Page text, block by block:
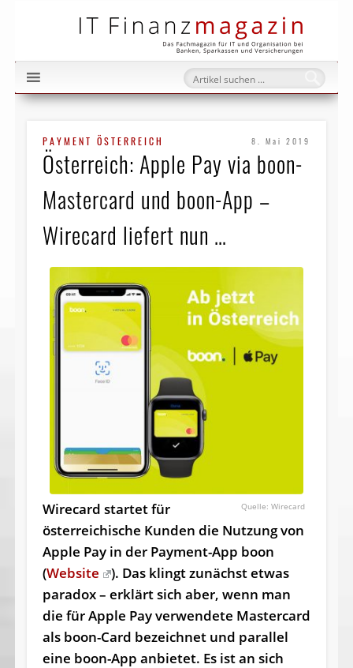
PAYMENT ÖSTERREICH 8. Mai 2019
Österreich: Apple Pay via boon-
Mastercard und boon-App –
Wirecard liefert nun …
Wirecard
Wirecard startet für
österreichische Kunden die Nutzung von
Apple Pay in der Payment-App boon
(Website
). Das klingt zunächst etwas
paradox – erklärt sich aber, wenn man
die für Apple Pay verwendete Mastercard
als boon-Card bezeichnet und parallel
eine boon-App anbietet. Es ist an sich